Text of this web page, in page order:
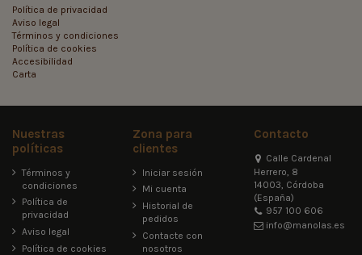
Política de privacidad
Aviso legal
Términos y condiciones
Política de cookies
Accesibilidad
Carta
Nuestras
políticas
Términos y
condiciones
Política de
privacidad
Aviso legal
Política de cookies
Zona para
clientes
Iniciar sesión
Mi cuenta
Historial de
pedidos
Contacte con
nosotros
Contacto
Calle Cardenal
Herrero, 8
14003, Córdoba
(España)
957 100 606
info@manolas.es